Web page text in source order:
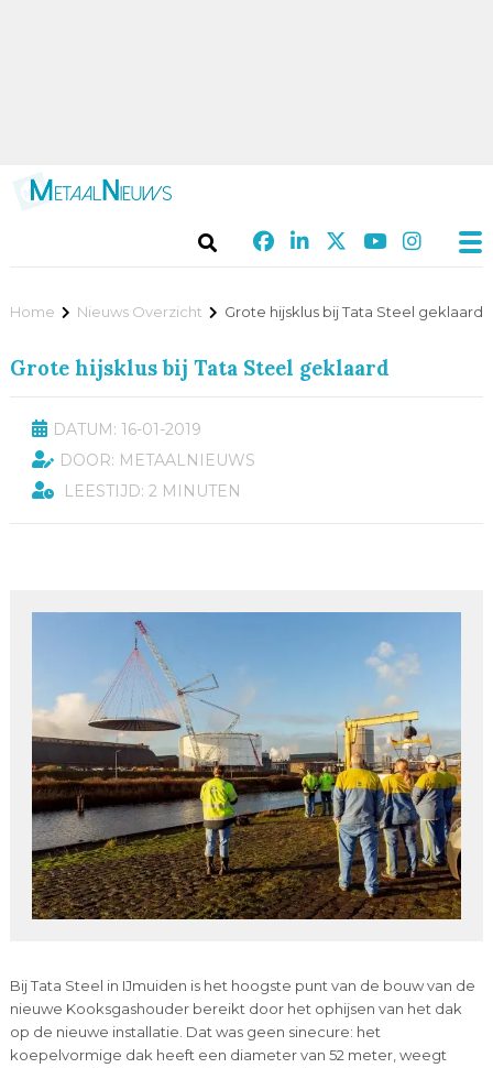
Home Nieuws Overzicht Grote hijsklus bij Tata Steel geklaard
Grote hijsklus bij Tata Steel geklaard
DATUM: 16-01-2019
DOOR: METAALNIEUWS
LEESTIJD: 2 MINUTEN
Bij Tata Steel in IJmuiden is het hoogste punt van de bouw van de
nieuwe Kooksgashouder bereikt door het ophijsen van het dak
op de nieuwe installatie. Dat was geen sinecure: het
koepelvormige dak heeft een diameter van 52 meter, weegt